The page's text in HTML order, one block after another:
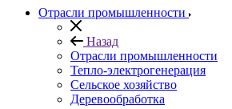
Отрасли промышленности
Назад
Отрасли промышленности
Тепло-электрогенерация
Сельское хозяйство
Деревообработка